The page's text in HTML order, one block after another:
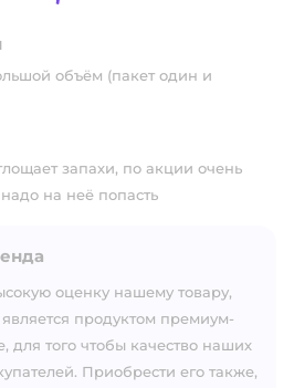
объём (пакет один и
запахи, по акции очень
на неё попасть
оценку нашему товару,
продуктом премиум-
для того чтобы качество наших
Приобрести его также,